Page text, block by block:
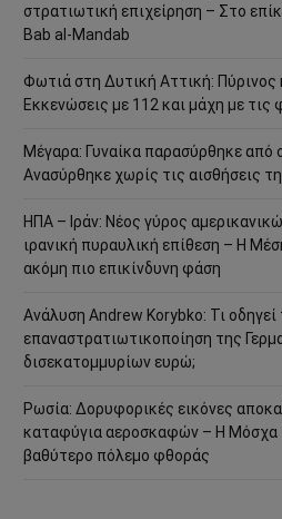
στρατιωτική επιχείρηση – Στο
Bab al-Mandab
Φωτιά στη Δυτική Αττική:
Εκκενώσεις με 112 και μάχη με τις
Μέγαρα: Γυναίκα παρασύρθηκε από
Ανασύρθηκε χωρίς τις αισθήσεις
ΗΠΑ – Ιράν: Νέος γύρος
ιρανική πυραυλική επίθεση – Η
ακόμη πιο επικίνδυνη φάση
Ανάλυση Andrew Korybko: Τι
επαναστρατιωτικοποίηση της
δισεκατομμυρίων ευρώ;
Ρωσία: Δορυφορικές εικόνες
καταφύγια αεροσκαφών – Η Μόσχα
βαθύτερο πόλεμο φθοράς